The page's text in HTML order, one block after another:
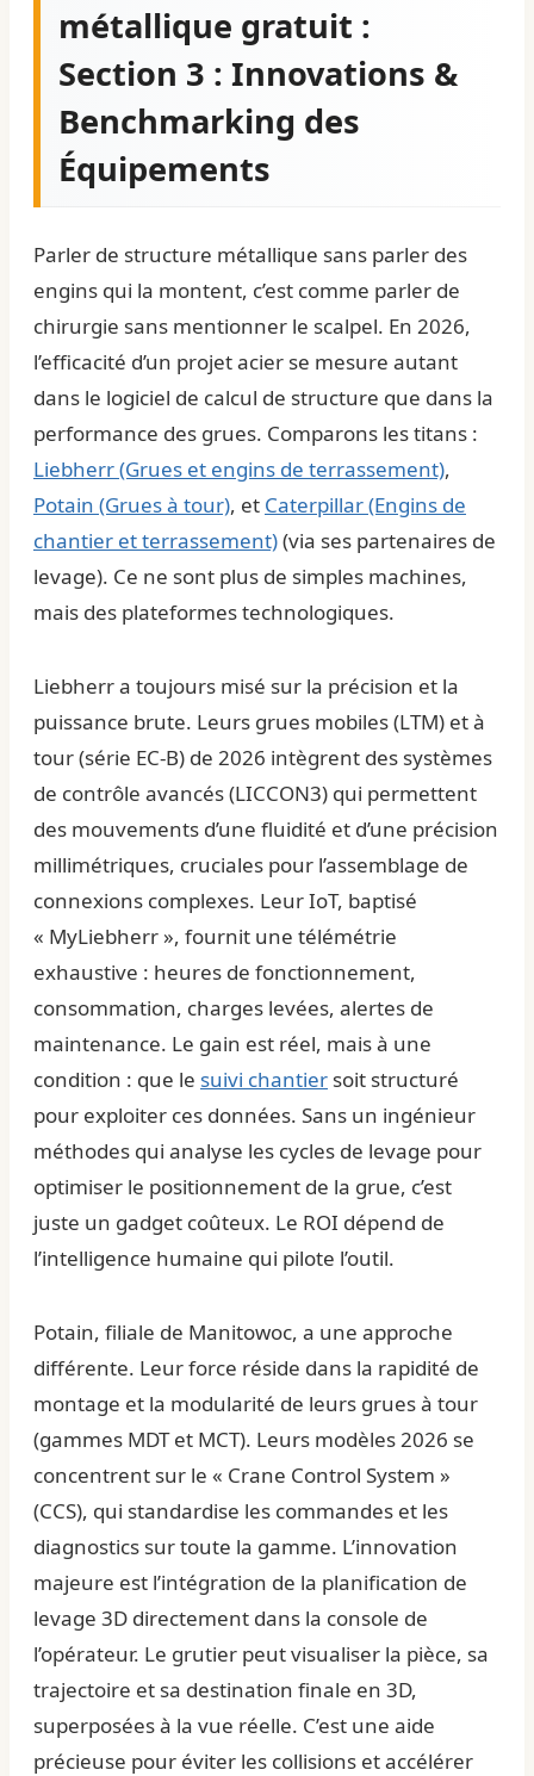
métallique gratuit :
Section 3 : Innovations &
Benchmarking des
Équipements
Parler de structure métallique sans parler des
engins qui la montent, c’est comme parler de
chirurgie sans mentionner le scalpel. En 2026,
l’efficacité d’un projet acier se mesure autant
dans le logiciel de calcul de structure que dans la
performance des grues. Comparons les titans :
Liebherr (Grues et engins de terrassement),
Potain (Grues à tour), et Caterpillar (Engins de
chantier et terrassement)(via ses partenaires de
levage). Ce ne sont plus de simples machines,
mais des plateformes technologiques.
Liebherr a toujours misé sur la précision et la
puissance brute. Leurs grues mobiles (LTM) et à
tour (série EC-B) de 2026 intègrent des systèmes
de contrôle avancés (LICCON3) qui permettent
des mouvements d’une fluidité et d’une précision
millimétriques, cruciales pour l’assemblage de
connexions complexes. Leur IoT, baptisé
« MyLiebherr », fournit une télémétrie
exhaustive : heures de fonctionnement,
consommation, charges levées, alertes de
maintenance. Le gain est réel, mais à une
condition : que le suivi chantier soit structuré
pour exploiter ces données. Sans un ingénieur
méthodes qui analyse les cycles de levage pour
optimiser le positionnement de la grue, c’est
juste un gadget coûteux. Le ROI dépend de
l’intelligence humaine qui pilote l’outil.
Potain, filiale de Manitowoc, a une approche
différente. Leur force réside dans la rapidité de
montage et la modularité de leurs grues à tour
(gammes MDT et MCT). Leurs modèles 2026 se
concentrent sur le « Crane Control System »
(CCS), qui standardise les commandes et les
diagnostics sur toute la gamme. L’innovation
majeure est l’intégration de la planification de
levage 3D directement dans la console de
l’opérateur. Le grutier peut visualiser la pièce, sa
trajectoire et sa destination finale en 3D,
superposées à la vue réelle. C’est une aide
précieuse pour éviter les collisions et accélérer